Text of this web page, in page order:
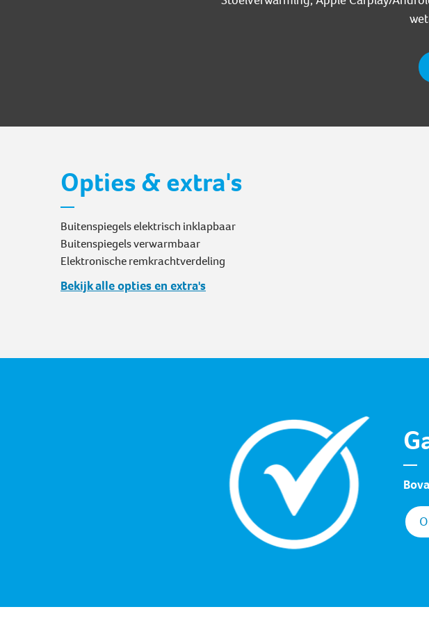
Opties & extra's
Buitenspiegels elektrisch inklapbaar
Buitenspiegels verwarmbaar
Elektronische remkrachtverdeling
Bekijk alle opties en extra's